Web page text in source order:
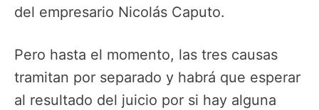
del empresario Nicolás Caputo.
Pero hasta el momento, las tres causas
tramitan por separado y habrá que esperar
al resultado del juicio por si hay alguna